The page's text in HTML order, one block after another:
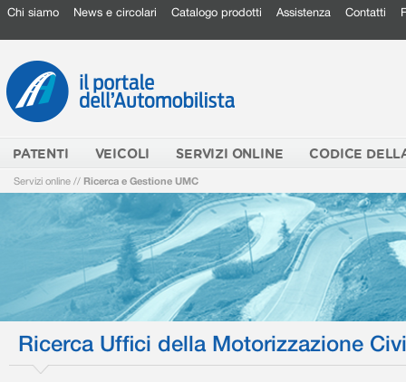
Chi siamo News e circolari Catalogo prodotti Assistenza Contatti
PATENTI VEICOLI SERVIZI ONLINE CODICE
Servizi online // Ricerca e Gestione UMC
Ricerca Uffici della Motorizzazione